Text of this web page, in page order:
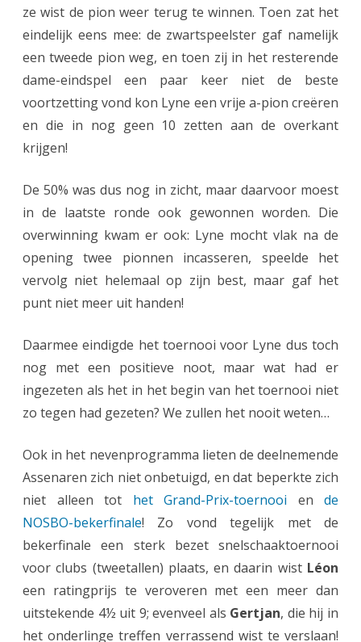
i
ze wist de pion weer terug te winnen. Toen zat het
eindelijk eens mee: de zwartspeelster gaf namelijk
een tweede pion weg, en toen zij in het resterende
dame-eindspel een paar keer niet de beste
voortzetting vond kon Lyne een vrije a-pion creëren
en die in nog geen 10 zetten aan de overkant
krijgen!
De 50% was dus nog in zicht, maar daarvoor moest
in de laatste ronde ook gewonnen worden. Die
overwinning kwam er ook: Lyne mocht vlak na de
opening twee pionnen incasseren, speelde het
vervolg niet helemaal op zijn best, maar gaf het
punt niet meer uit handen!
Daarmee eindigde het toernooi voor Lyne dus toch
nog met een positieve noot, maar wat had er
ingezeten als het in het begin van het toernooi niet
zo tegen had gezeten? We zullen het nooit weten…
Ook in het nevenprogramma lieten de deelnemende
Assenaren zich niet onbetuigd, en dat beperkte zich
niet alleen tot het Grand-Prix-toernooi en de
NOSBO-bekerfinale! Zo vond tegelijk met de
bekerfinale een sterk bezet snelschaaktoernooi
voor clubs (tweetallen) plaats, en daarin wist Léon
een ratingprijs te veroveren met een meer dan
uitstekende 4½ uit 9; evenveel als Gertjan, die hij in
het onderlinge treffen verrassend wist te verslaan!